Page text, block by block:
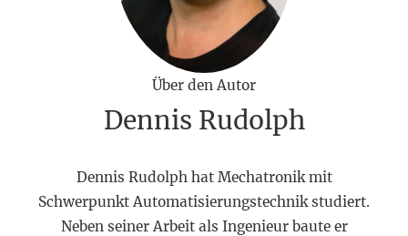
Über den Autor
Dennis Rudolph
Dennis Rudolph hat Mechatronik mit
Schwerpunkt Automatisierungstechnik studiert.
Neben seiner Arbeit als Ingenieur baute er